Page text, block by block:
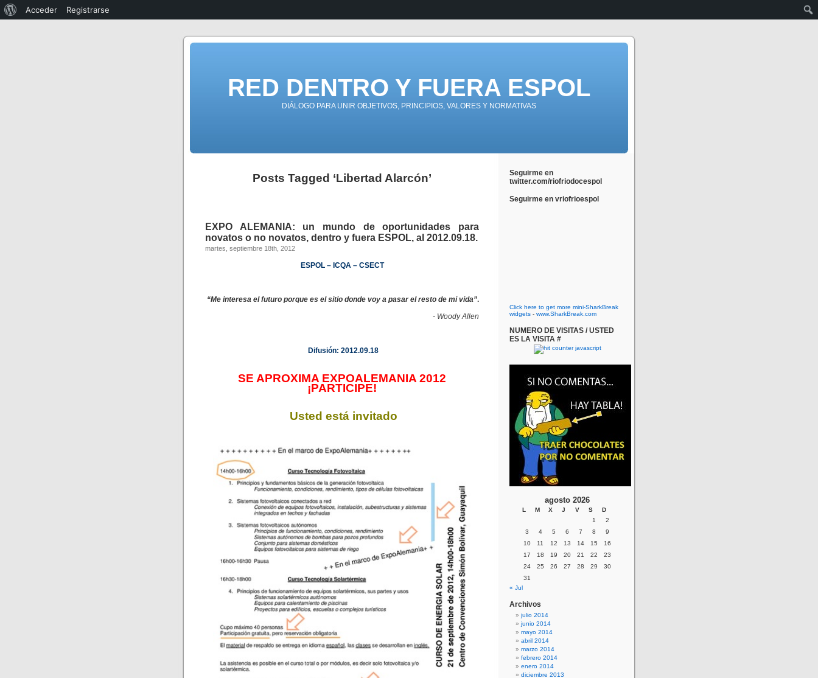
RED DENTRO Y FUERA ESPOL
DIÁLOGO PARA UNIR OBJETIVOS, PRINCIPIOS, VALORES Y NORMATIVAS
Posts Tagged ‘Libertad Alarcón’
EXPO ALEMANIA: un mundo de oportunidades para
novatos o no novatos, dentro y fuera ESPOL, al 2012.09.18.
martes, septiembre 18th, 2012
ESPOL – ICQA– CSECT
“Me interesa el futuro porque es el sitio donde voy a pasar el resto de mi vida”.
- Woody Allen
Difusión: 2012.09.18
SE APROXIMA EXPOALEMANIA 2012
¡PARTICIPE!
Usted está invitado
Seguirme en
twitter.com/riofriodocespol
Seguirme en vriofrioespol
Click here to get more mini-SharkBreak
widgets - www.SharkBreak.com
NUMERO DE VISITAS / USTED
ES LA VISITA #
agosto 2026
L M X J V S
D
1
2
3
4 5 6 7 8
9
10
11 12 13 14 15
16
17
18 19 20 21 22
23
24
25 26 27 28 29
30
31
« Jul
Archivos
julio 2014
junio 2014
mayo 2014
abril 2014
marzo 2014
febrero 2014
enero 2014
diciembre 2013
Acceder Registrarse